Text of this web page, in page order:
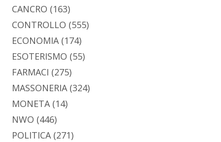
CANCRO (163)
CONTROLLO (555)
ECONOMIA(174)
ESOTERISMO (55)
FARMACI (275)
MASSONERIA(324)
MONETA(14)
NWO (446)
POLITICA(271)